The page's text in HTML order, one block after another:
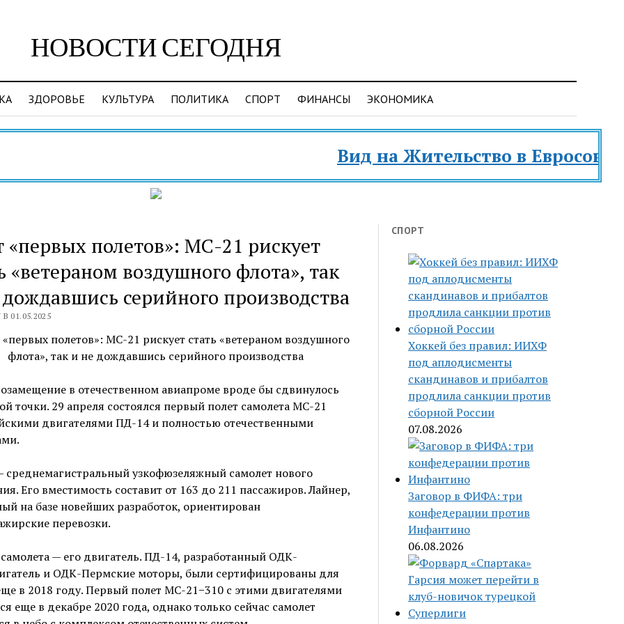
НОВОСТИ СЕГОДНЯ
ЗДОРОВЬЕ КУЛЬТУРА ПОЛИТИКА СПОРТ ФИНАНСЫ ЭКОНОМИКА
Вид на Жительство в Евросоюзе и
«первых полетов»: МС-21 рискует
«ветераном воздушного флота», так
серийного производства
01.05.2025
в отечественном авиапроме вроде бы сдвинулось
точки. 29 апреля состоялся первый полет самолета МС-21
двигателями ПД-14 и полностью отечественными
узкофюзеляжный самолет нового
Его вместимость составит от 163 до 211 пассажиров. Лайнер,
на базе новейших разработок, ориентирован
перевозки.
— его двигатель. ПД-14, разработанный ОДК-
и ОДК-Пермские моторы, были сертифицированы для
в 2018 году. Первый полет МС-21−310 с этими двигателями
еще в декабре 2020 года, однако только сейчас самолет
СПОРТ
Хоккей без правил: ИИХФ
под аплодисменты
скандинавов и прибалтов
продлила санкции против
сборной России
07.08.2026
Заговор в ФИФА: три
конфедерации против
Инфантино
06.08.2026